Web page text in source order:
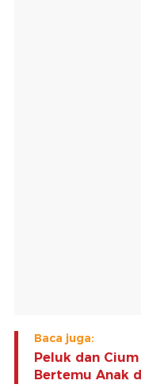
Baca juga:
Peluk dan
Bertemu Anak